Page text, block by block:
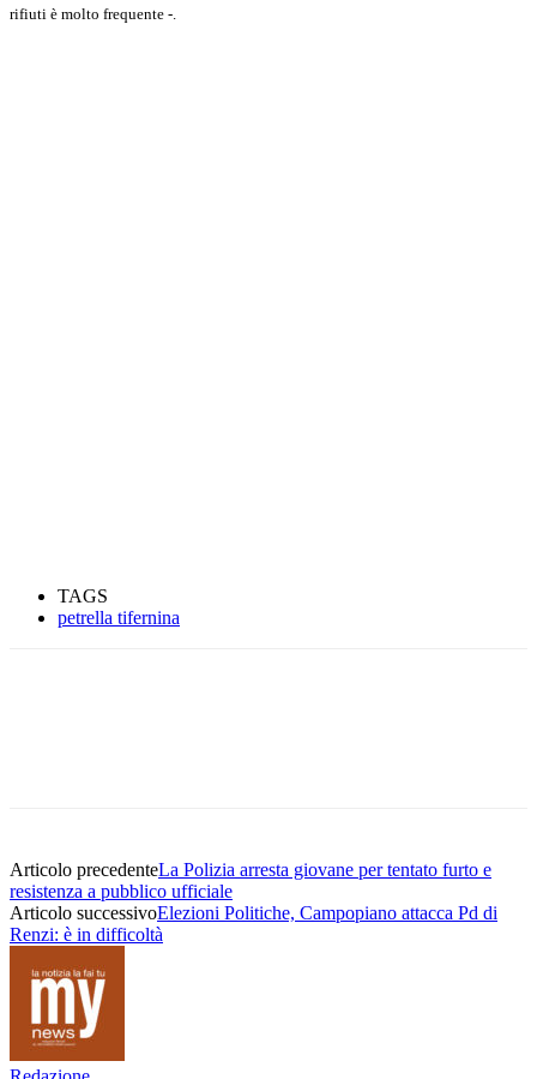
rifiuti è molto frequente -.
TAGS
petrella tifernina
Articolo precedenteLa Polizia arresta giovane per tentato furto e
resistenza a pubblico ufficiale
Articolo successivoElezioni Politiche, Campopiano attacca Pd di
Renzi: è in difficoltà